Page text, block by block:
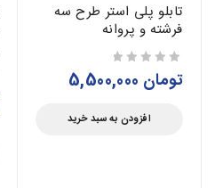
تابلو پلی استر طرح سه
فرشته و پروانه
تومان
افزودن به سبد خرید